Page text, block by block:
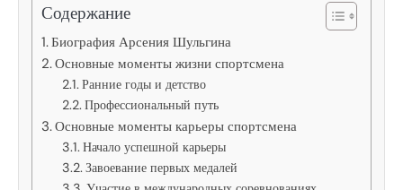
Содержание
Биография Арсения Шульгина
Основные моменты жизни спортсмена
Ранние годы и детство
Профессиональный путь
Основные моменты карьеры спортсмена
Начало успешной карьеры
Завоевание первых медалей